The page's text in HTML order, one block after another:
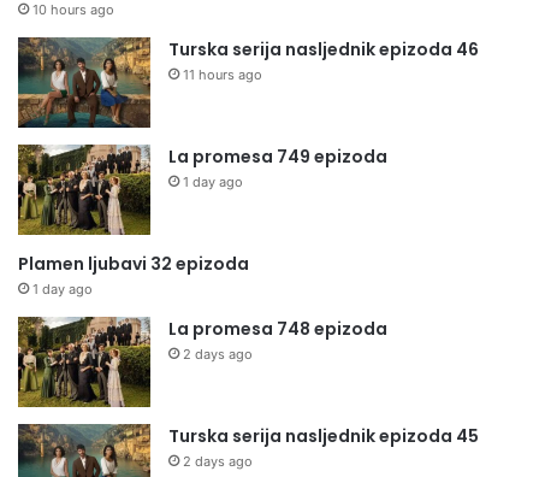
10 hours ago
Turska serija nasljednik epizoda 46
11 hours ago
La promesa 749 epizoda
1 day ago
Plamen ljubavi 32 epizoda
1 day ago
La promesa 748 epizoda
2 days ago
Turska serija nasljednik epizoda 45
2 days ago